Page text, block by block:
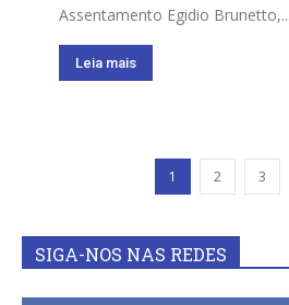
Assentamento Egidio Brunetto,...
Leia mais
1 2 3
SIGA-NOS NAS REDES